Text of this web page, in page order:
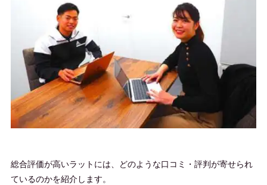
総合評価が高いラットには、どのような口コミ・評判が寄せられ
ているのかを紹介します。